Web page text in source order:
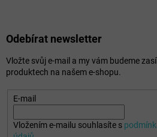
Odebírat newsletter
Vložte svůj e-mail a my vám budeme
produktech na našem e-shopu.
E-mail
Vložením e-mailu souhlasíte s